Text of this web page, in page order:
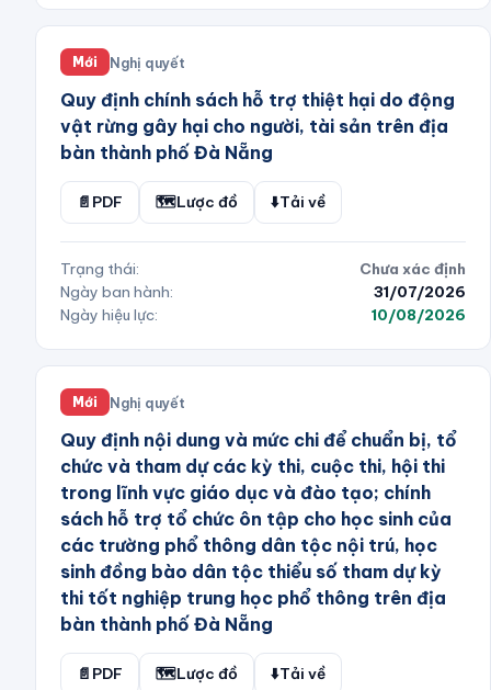
Mới Nghị quyết
Quy định chính sách hỗ trợ thiệt hại do động
vật rừng gây hại cho người, tài sản trên địa
bàn thành phố Đà Nẵng
📄 PDF 🗺️Lược đồ ⬇️Tải về
Trạng thái:
Chưa xác định
Ngày ban hành:
31/07/2026
Ngày hiệu lực:
10/08/2026
Mới Nghị quyết
Quy định nội dung và mức chi để chuẩn bị, tổ
chức và tham dự các kỳ thi, cuộc thi, hội thi
trong lĩnh vực giáo dục và đào tạo; chính
sách hỗ trợ tổ chức ôn tập cho học sinh của
các trường phổ thông dân tộc nội trú, học
sinh đồng bào dân tộc thiểu số tham dự kỳ
thi tốt nghiệp trung học phổ thông trên địa
bàn thành phố Đà Nẵng
📄 PDF 🗺️Lược đồ ⬇️Tải về